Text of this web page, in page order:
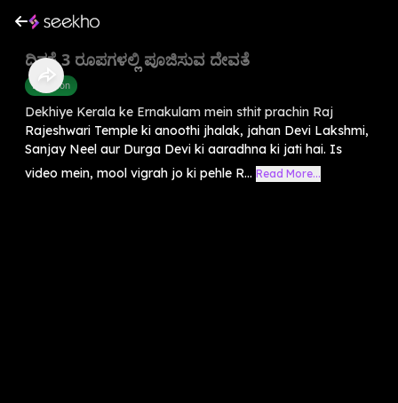
ದಿನಕ್ಕೆ 3 ರೂಪಗಳಲ್ಲಿ ಪೂಜಿಸುವ ದೇವತೆ
Devotion
Dekhiye Kerala ke Ernakulam mein sthit prachin Raj
Rajeshwari Temple ki anoothi jhalak, jahan Devi Lakshmi,
Sanjay Neel aur Durga Devi ki aaradhna ki jati hai. Is
video mein, mool vigrah jo ki pehle R... Read More...